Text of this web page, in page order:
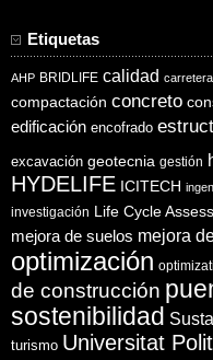
Etiquetas
AHP BRIDLIFE calidad
compactación concreto
edificación encofrado
excavación geotecnia gestión
HYDELIFE ICITECH
investigación Life Cycle
mejora de suelos mejora
optimización
de construcción
sostenibilidad
turismo Universitat